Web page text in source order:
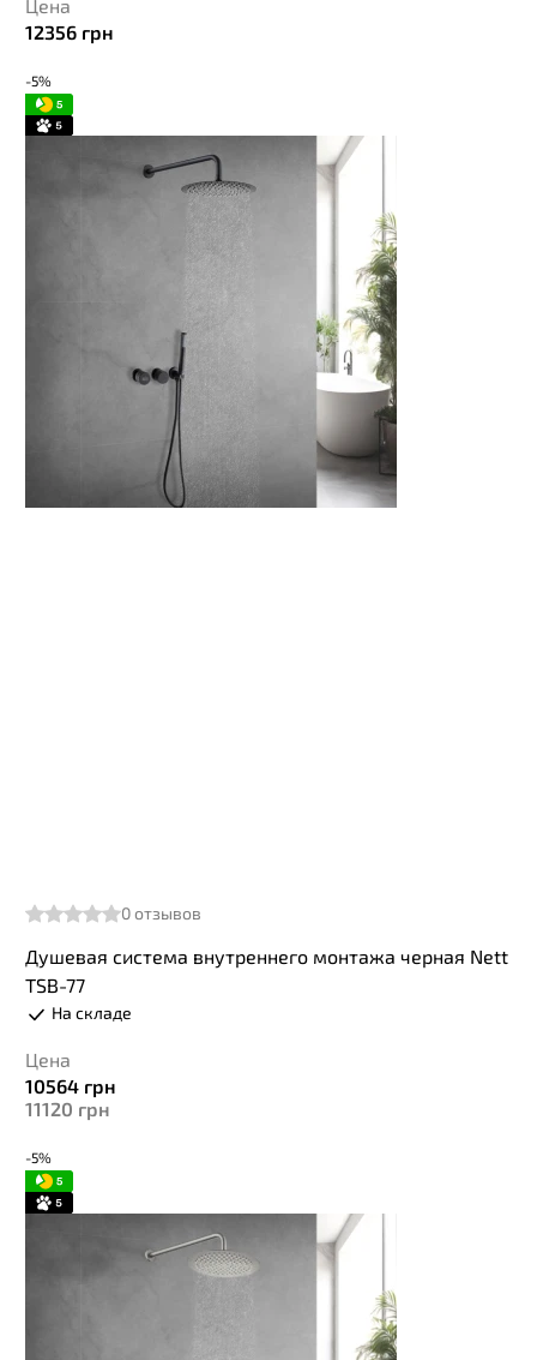
Цена
12356 грн
-5%
0отзывов
Душевая система внутреннего монтажа черная Nett
TSB-77
На складе
Цена
10564 грн
11120 грн
-5%